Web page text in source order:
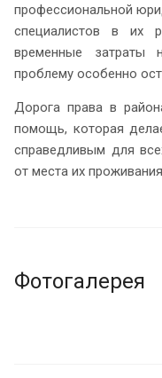
профессиональной
специалистов в их
временные
проблему особенно
Дорога права в
помощь, которая
справедливым для
от места их
Фотогалерея